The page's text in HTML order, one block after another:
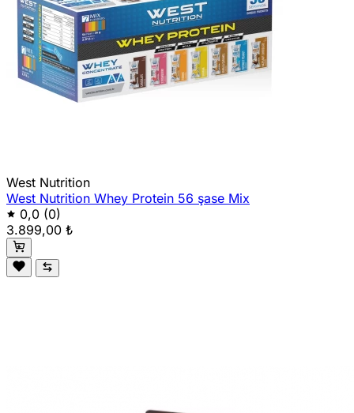
West Nutrition
West Nutrition Whey Protein 56 şase Mix
0,0 (0)
3.899,00 ₺